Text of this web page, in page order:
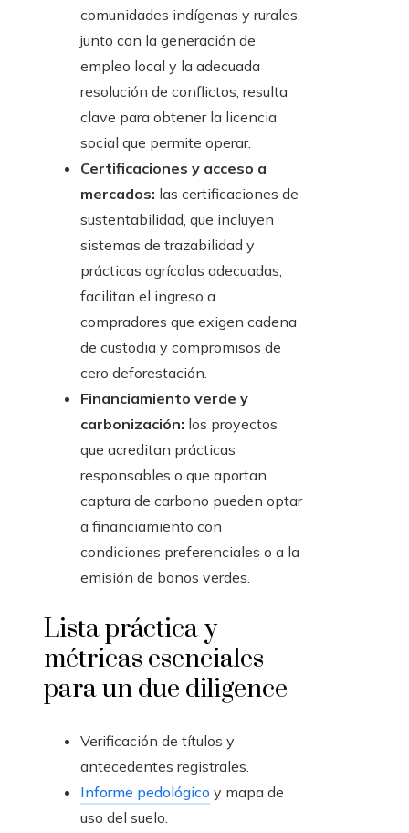
comunidades indígenas y rurales,
junto con la generación de
empleo local y la adecuada
resolución de conflictos, resulta
clave para obtener la licencia
social que permite operar.
Certificaciones y acceso a
mercados: las certificaciones de
sustentabilidad, que incluyen
sistemas de trazabilidad y
prácticas agrícolas adecuadas,
facilitan el ingreso a
compradores que exigen cadena
de custodia y compromisos de
cero deforestación.
Financiamiento verde y
carbonización: los proyectos
que acreditan prácticas
responsables o que aportan
captura de carbono pueden optar
a financiamiento con
condiciones preferenciales o a la
emisión de bonos verdes.
Lista práctica y
métricas esenciales
para un due diligence
Verificación de títulos y
antecedentes registrales.
Informe pedológico y mapa de
uso del suelo.